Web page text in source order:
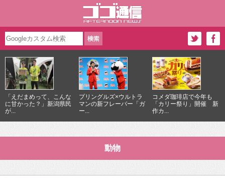
「えだまめって、こんな
に甘かった？」新潟県民
が...
プリングルズ×ウルトラ
マンの新フレーバー「ガ
ー...
コメダ珈琲店で今年も
「カリー祭り」開催 新
作カ...
動物